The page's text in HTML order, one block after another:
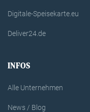
Digitale-Speisekarte.eu
Deliver24.de
INFOS
Alle Unternehmen
News / Blog